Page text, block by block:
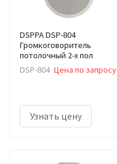
DSPPA DSP-804
Громкоговоритель
потолочный 2-х пол
DSP-804 Цена по запросу
Узнать цену